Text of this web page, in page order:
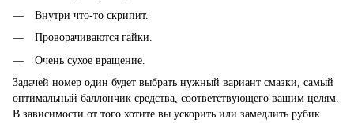
Внутри что-то скрипит.
Проворачиваются гайки.
Очень сухое вращение.
Задачей номер один будет выбрать нужный вариант смазки, самый
оптимальный баллончик средства, соответствующего вашим целям.
В зависимости от того хотите вы ускорить или замедлить рубик